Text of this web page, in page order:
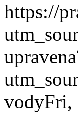
https://
vodyFri,